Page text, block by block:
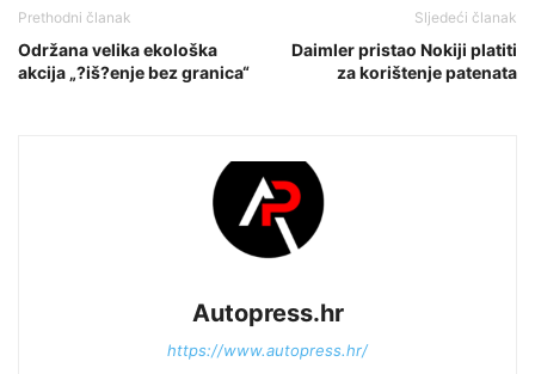
Prethodni članak
Održana velika ekološka
akcija „?iš?enje bez granica“
Sljedeći članak
Daimler pristao Nokiji platiti
za korištenje patenata
Autopress.hr
https://www.autopress.hr/